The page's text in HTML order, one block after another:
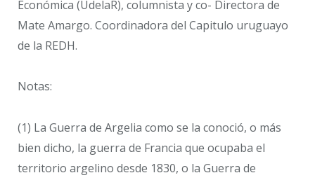
Económica (UdelaR), columnista y co- Directora de
Mate Amargo. Coordinadora del Capitulo uruguayo
de la REDH.
Notas:
(1) La Guerra de Argelia como se la conoció, o más
bien dicho, la guerra de Francia que ocupaba el
territorio argelino desde 1830, o la Guerra de